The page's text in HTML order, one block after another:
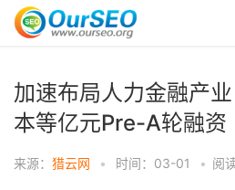
加速布局人力金融产
本等亿元Pre-A轮融资
来源： 猎云网 • 时间：03-01 • 阅